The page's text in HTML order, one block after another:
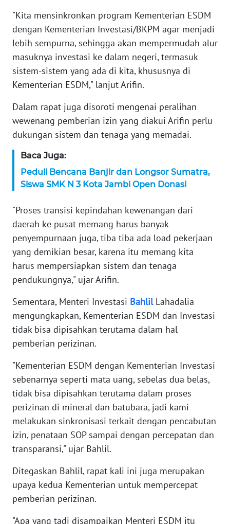
"Kita mensinkronkan program Kementerian ESDM
dengan Kementerian Investasi/BKPM agar menjadi
lebih sempurna, sehingga akan mempermudah alur
masuknya investasi ke dalam negeri, termasuk
sistem-sistem yang ada di kita, khususnya di
Kementerian ESDM," lanjut Arifin.
Dalam rapat juga disoroti mengenai peralihan
wewenang pemberian izin yang diakui Arifin perlu
dukungan sistem dan tenaga yang memadai.
Baca Juga:
Peduli Bencana Banjir dan Longsor Sumatra,
Siswa SMK N 3 Kota Jambi Open Donasi
"Proses transisi kepindahan kewenangan dari
daerah ke pusat memang harus banyak
penyempurnaan juga, tiba tiba ada load pekerjaan
yang demikian besar, karena itu memang kita
harus mempersiapkan sistem dan tenaga
pendukungnya," ujar Arifin.
Sementara, Menteri Investasi BahlilLahadalia
mengungkapkan, Kementerian ESDM dan Investasi
tidak bisa dipisahkan terutama dalam hal
pemberian perizinan.
"Kementerian ESDM dengan Kementerian Investasi
sebenarnya seperti mata uang, sebelas dua belas,
tidak bisa dipisahkan terutama dalam proses
perizinan di mineral dan batubara, jadi kami
melakukan sinkronisasi terkait dengan pencabutan
izin, penataan SOP sampai dengan percepatan dan
transparansi," ujar Bahlil.
Ditegaskan Bahlil, rapat kali ini juga merupakan
upaya kedua Kementerian untuk mempercepat
pemberian perizinan.
"Apa yang tadi disampaikan Menteri ESDM itu
WN
PAPUA
BARAT
RIAU
WN
JAMBI
WN
NTB
WN
SULTENG
SULBAR
WN
BABEL
WN
SUMBAR
WN
SUMSEL
WN
BENGKULU
WN
LAMPUNG